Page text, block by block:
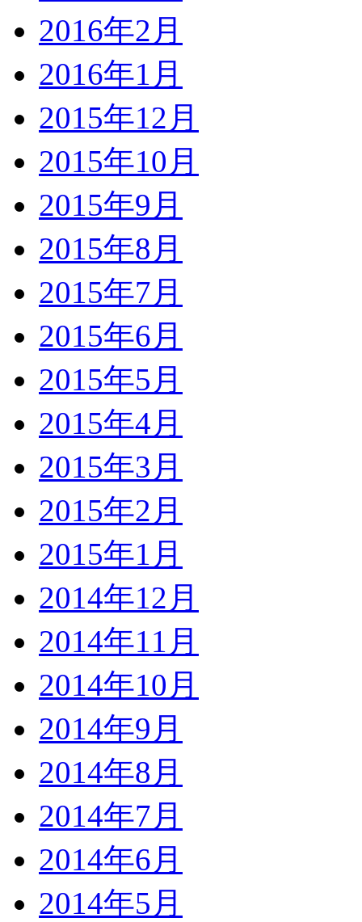
2016年2月
2016年1月
2015年12月
2015年10月
2015年9月
2015年8月
2015年7月
2015年6月
2015年5月
2015年4月
2015年3月
2015年2月
2015年1月
2014年12月
2014年11月
2014年10月
2014年9月
2014年8月
2014年7月
2014年6月
2014年5月